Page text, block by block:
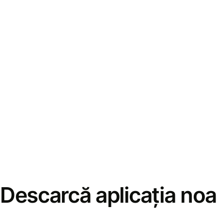
Descarcă aplicația